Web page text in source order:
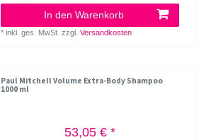
In den Warenkorb
*inkl. ges. MwSt. zzgl.Versandkosten
Paul Mitchell Volume Extra-Body Shampoo
1000 ml
53,05 € *